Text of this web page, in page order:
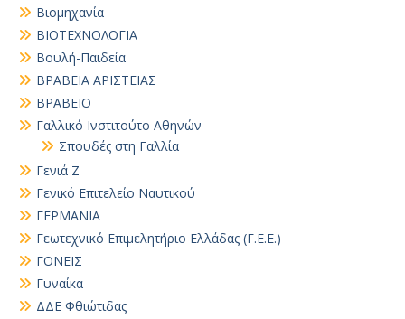
Βιομηχανία
ΒΙΟΤΕΧΝΟΛΟΓΙΑ
Βουλή-Παιδεία
ΒΡΑΒΕΙΑ ΑΡΙΣΤΕΙΑΣ
ΒΡΑΒΕΙΟ
Γαλλικό Ινστιτούτο Αθηνών
Σπουδές στη Γαλλία
Γενιά Ζ
Γενικό Επιτελείο Ναυτικού
ΓΕΡΜΑΝΙΑ
Γεωτεχνικό Επιμελητήριο Ελλάδας (Γ.Ε.Ε.)
ΓΟΝΕΙΣ
Γυναίκα
ΔΔΕ Φθιώτιδας